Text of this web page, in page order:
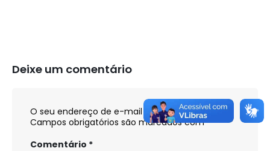
Deixe um comentário
O seu endereço de e-mail não será publicado.
Campos obrigatórios são marcados com*
Comentário *